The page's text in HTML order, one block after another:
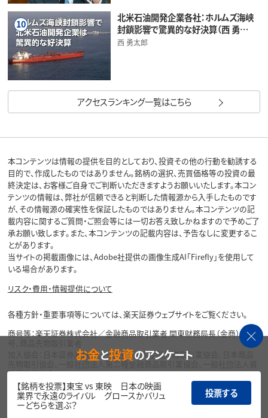
10
北米石油開発企業各社：ホルムズ海峡
封鎖影響で驚異的な好決算（西 勇…
西 勇太郎
アクセスランキング一覧はこちら
本コンテンツは情報の提供を目的としており、投資その他の行動を勧誘する
目的で、作成したものではありません。銘柄の選択、売買価格等の投資の最
終決定は、お客様ご自身でご判断いただきますようお願いいたします。本コン
テンツの情報は、弊社が信頼できると判断した情報源から入手したものです
が、その情報源の確実性を保証したものではありません。本コンテンツの記
載内容に関するご質問・ご照会等には一切お答え致しかねますので予めご了
承お願い致します。また、本コンテンツの記載内容は、予告なしに変更するこ
とがあります。
当サイトの掲載画像には、Adobe社提供の画像生成AI「Firefly」を使用して
いる場合があります。
リスク・費用・情報提供について
各種方針・重要事項等については、楽天証券ウェブサイトをご覧ください。
商号等：楽天証券株式会社／金融商品取引業者 関東財務局長（金商）第195
加入協会：日本証券業協会、一般社団法人金融先物取引業協会、日本商品
先物取引協会、一般社団法人第二種金融商品取引業協会、一般社団法人資
産運用業協会
Copyright©
1999-2026 Rakuten Securities, Inc. All
Rights Reserved.
お金と投資のアンケート
【銘柄を投票】東宝 vs 東映 日本の映画
業界で永遠のライバル グロースかバリュ
ーどちらを選ぶ？
投票する